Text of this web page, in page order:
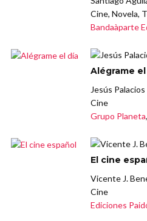
Cine, Novela,
Bandaàparte
Alégrame
Jesús Palacios
Cine
Grupo Planeta
El cine
Vicente J.
Cine
Ediciones